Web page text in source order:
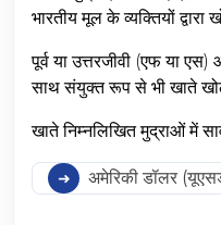
भारतीय मूल के व्यक्तियों
पूर्व या उत्तरजीवी (एफ या एस)
साथ संयुक्त रूप से भी खाते
खाते निम्नलिखित मुद्राओं में
अमेरिकी डॉलर